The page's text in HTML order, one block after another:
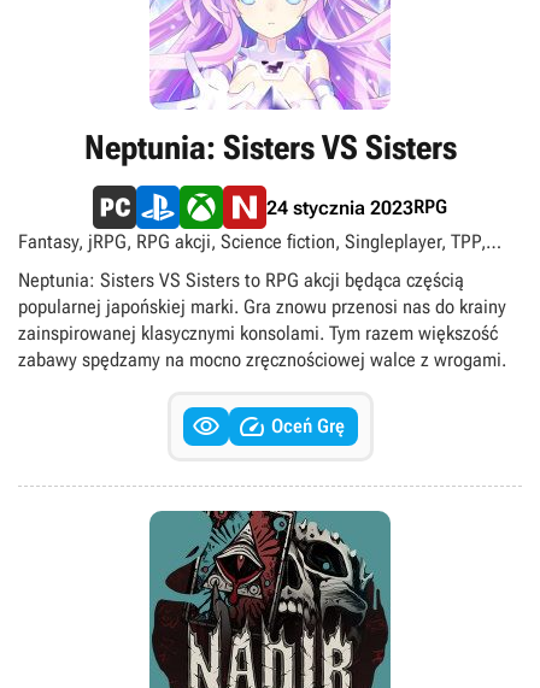
Neptunia: Sisters VS Sisters
24 stycznia 2023RPG
Fantasy, jRPG, RPG akcji, Science fiction, Singleplayer, TPP,
Xbox Play Anywhere
Neptunia: Sisters VS Sisters to RPG akcji będąca częścią
popularnej japońskiej marki. Gra znowu przenosi nas do krainy
zainspirowanej klasycznymi konsolami. Tym razem większość
zabawy spędzamy na mocno zręcznościowej walce z wrogami.
  Oceń Grę